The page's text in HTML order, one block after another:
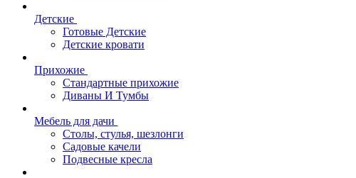
Детские
Готовые Детские
Детские кровати
Прихожие
Стандартные прихожие
Диваны И Тумбы
Мебель для дачи
Столы, стулья, шезлонги
Садовые качели
Подвесные кресла